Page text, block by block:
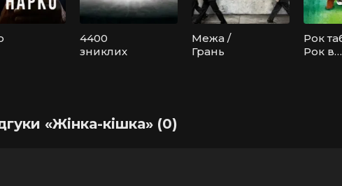
4400
зниклих
Межа /
Грань
Рок
Рок в
«Жінка-кішка» (0)